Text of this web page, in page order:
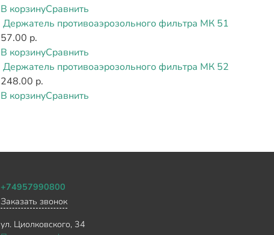
В корзинуСравнить
Держатель противоаэрозольного фильтра МК 51
57.00 р.
В корзинуСравнить
Держатель противоаэрозольного фильтра МК 52
248.00 р.
В корзинуСравнить
+74957990800
Заказать звонок
ул. Циолковского, 34